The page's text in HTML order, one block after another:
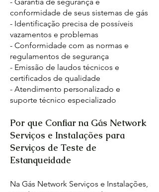
conformidade de seus sistemas de gás
- Identificação precisa de possíveis
vazamentos e problemas
- Conformidade com as normas e
regulamentos de segurança
- Emissão de laudos técnicos e
certificados de qualidade
- Atendimento personalizado e
suporte técnico especializado
Por que Confiar na Gás Network
Serviços e Instalações para
Serviços de Teste de
Estanqueidade
Na Gás Network Serviços e Instalações,